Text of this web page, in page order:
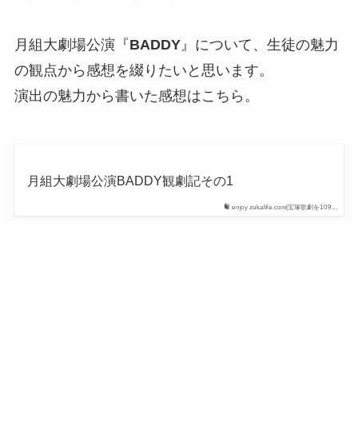
月組大劇場公演『BADDY』について、生徒の魅力
の観点から感想を綴りたいと思います。
演出の魅力から書いた感想はこちら。
enjoy zukalife.com|宝塚歌劇を109...
月組大劇場公演BADDY観劇記その1